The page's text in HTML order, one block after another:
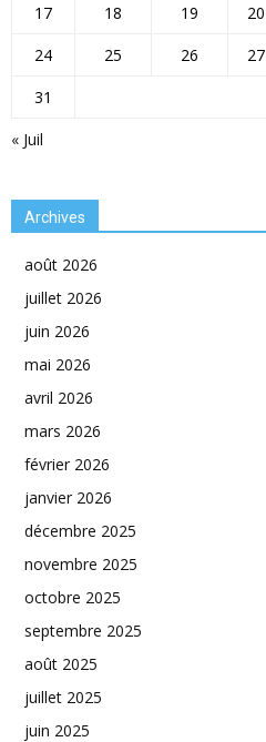
« Juil
17
18 19 20
24
25 26 27
31
Archives
août 2026
juillet 2026
juin 2026
mai 2026
avril 2026
mars 2026
février 2026
janvier 2026
décembre 2025
novembre 2025
octobre 2025
septembre 2025
août 2025
juillet 2025
juin 2025